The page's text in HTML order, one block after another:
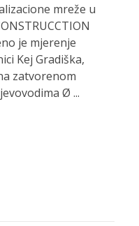
mreže u
je mjerenje
Kej Gradiška,
zatvorenom
Ø ...